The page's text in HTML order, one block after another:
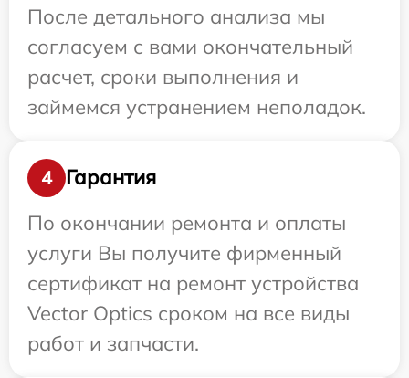
После детального анализа мы
согласуем с вами окончательный
расчет, сроки выполнения и
займемся устранением неполадок.
4
Гарантия
По окончании ремонта и оплаты
услуги Вы получите фирменный
сертификат на ремонт устройства
Vector Optics сроком на все виды
работ и запчасти.